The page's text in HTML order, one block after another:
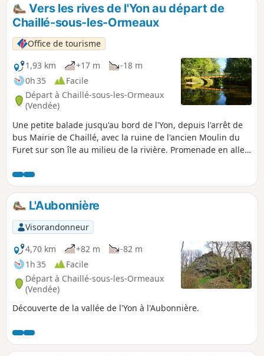
Vers les rives de l'Yon au départ de
Chaillé-sous-les-Ormeaux
Office de tourisme
1,93 km
+17 m
-18 m
0h 35
Facile
Départ à Chaillé-sous-les-Ormeaux
(Vendée)
Une petite balade jusqu'au bord de l'Yon, depuis l'arrêt de
bus Mairie de Chaillé, avec la ruine de l'ancien Moulin du
Furet sur son île au milieu de la rivière. Promenade en aller-
des libellules, des martins pêcheurs, poissons divers etc.
L'Aubonnière
Visorandonneur
4,70 km
+82 m
-82 m
1h 35
Facile
Départ à Chaillé-sous-les-Ormeaux
(Vendée)
Découverte de la vallée de l'Yon à l'Aubonnière.